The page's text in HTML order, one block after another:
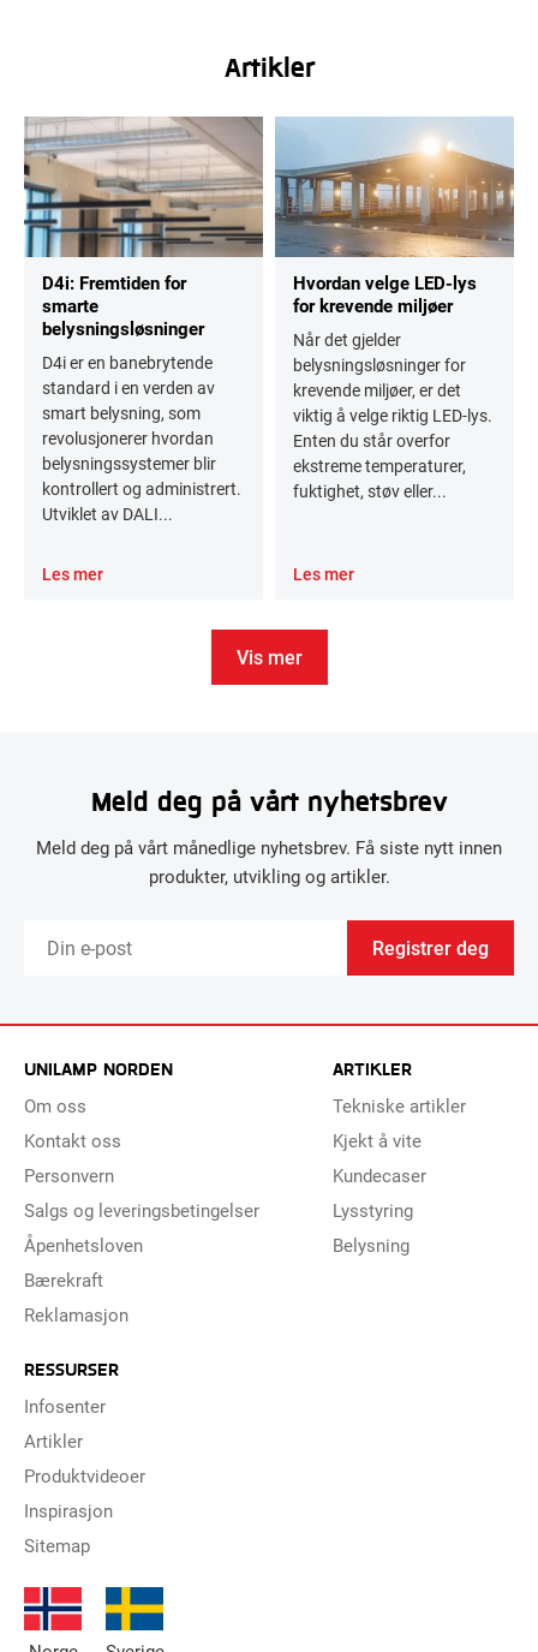
Artikler
D4i: Fremtiden for
smarte
belysningsløsninger
D4i er en banebrytende
standard i en verden av
smart belysning, som
revolusjonerer hvordan
belysningssystemer blir
kontrollert og administrert.
Utviklet av DALI...
Les mer
Hvordan velge LED-lys
for krevende miljøer
Når det gjelder
belysningsløsninger for
krevende miljøer, er det
viktig å velge riktig LED-lys.
Enten du står overfor
ekstreme temperaturer,
fuktighet, støv eller...
Les mer
Vis mer
Meld deg på vårt nyhetsbrev
Meld deg på vårt månedlige nyhetsbrev. Få siste nytt innen
produkter, utvikling og artikler.
Registrer deg
UNILAMP NORDEN
Om oss
Kontakt oss
Personvern
Salgs og leveringsbetingelser
Åpenhetsloven
Bærekraft
Reklamasjon
ARTIKLER
Tekniske artikler
Kjekt å vite
Kundecaser
Lysstyring
Belysning
RESSURSER
Infosenter
Artikler
Produktvideoer
Inspirasjon
Sitemap